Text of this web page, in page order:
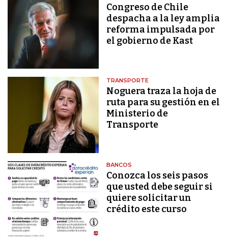
Congreso de Chile
despacha a la ley amplia
reforma impulsada por
el gobierno de Kast
TRANSPORTE
Noguera traza la hoja de
ruta para su gestión en el
Ministerio de
Transporte
BANCOS
Conozca los seis pasos
que usted debe seguir si
quiere solicitar un
crédito este curso